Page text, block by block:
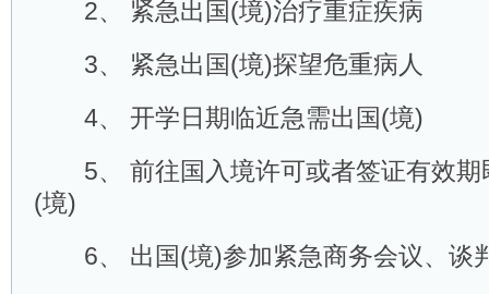
2、 紧急出国(境)治疗重症疾病
3、 紧急出国(境)探望危重病人
4、 开学日期临近急需出国(境)
5、 前往国入境许可或者签证有效期
(境)
6、 出国(境)参加紧急商务会议、谈